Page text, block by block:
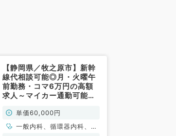
【静岡県／牧之原市】新幹
線代相談可能◎月・火曜午
前勤務・コマ6万円の高額
求人～マイカー通勤可能～
単価60,000円
一般内科、循環器内科、呼